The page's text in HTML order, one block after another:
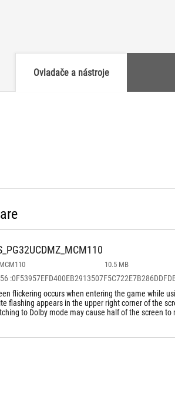
Ovladače a nástroje
10.5 MB
flickering occurs when entering the game while
flashing appears in the upper right corner of the
to Dolby mode may cause half of the screen to